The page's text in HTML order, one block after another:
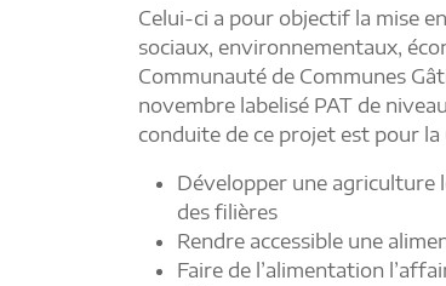
Celui-ci a pour objectif la mise
sociaux, environnementaux,
Communauté de Communes
novembre labelisé PAT de
conduite de ce projet est pour
Développer une agriculture
des filières
Rendre accessible une
Faire de l’alimentation